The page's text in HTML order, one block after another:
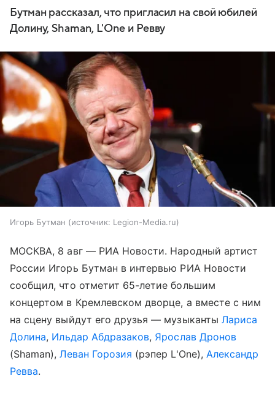
Бутман рассказал, что пригласил на свой юбилей
Долину, Shaman, L'One и Ревву
Игорь Бутман источник: Legion-Media.ru
МОСКВА, 8 авг — РИА Новости. Народный артист
России Игорь Бутман в интервью РИА Новости
сообщил, что отметит 65-летие большим
концертом в Кремлевском дворце, а вместе с ним
на сцену выйдут его друзья — музыканты Лариса
Долина, Ильдар Абдразаков, Ярослав Дронов
(Shaman),Леван Горозия (рэпер L'One), Александр
Ревва.